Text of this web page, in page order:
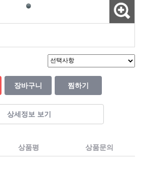
장바구니 찜하기
상세정보 보기
상품평 상품문의